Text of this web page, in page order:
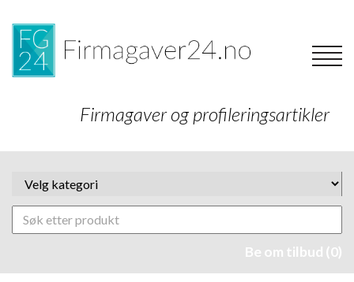
Firmagaver og profileringsartikler
Be om tilbud (0)